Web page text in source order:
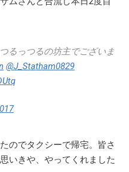
るっつるの坊主でございま
@J_Statham0829
のでタクシーで帰宅。皆さ
いきや、やってくれました